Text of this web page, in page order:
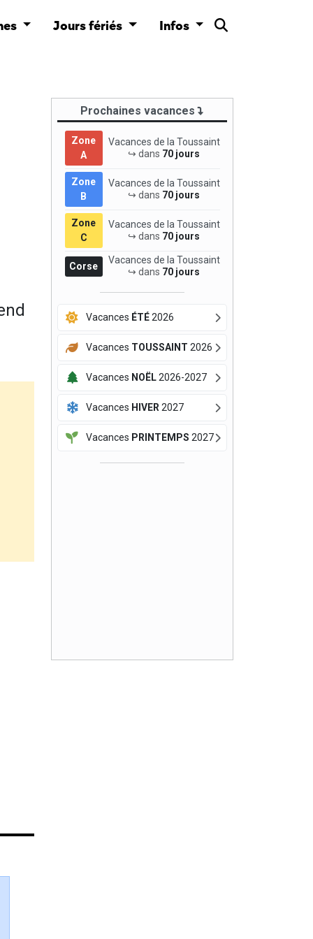
Jours fériés Infos
Prochaines vacances
Zone
A
Vacances de la Toussaint
↪ dans 70 jours
Zone
B
Vacances de la Toussaint
↪ dans 70 jours
Zone
C
Vacances de la Toussaint
↪ dans 70 jours
Corse
Vacances de la Toussaint
↪ dans 70 jours
Vacances ÉTÉ2026
Vacances TOUSSAINT 2026
Vacances NOËL2026-2027
Vacances HIVER 2027
Vacances PRINTEMPS 2027